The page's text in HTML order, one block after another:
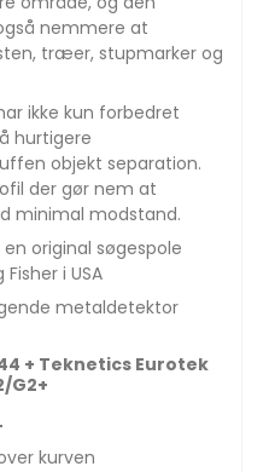
nemmere at
træer, stupmarker og
ikke kun forbedret
hurtigere
objekt separation.
der gør nem at
minimal modstand.
original søgespole
i USA
metaldetektor
+ Teknetics Eurotek
G2+
kurven